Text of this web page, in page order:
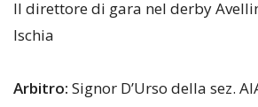
Il direttore di gara nel derby
Ischia
Arbitro: Signor D’Urso della sez.